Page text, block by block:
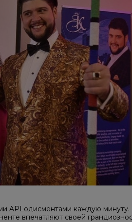
APLодисментами каждую
впечатляют своей